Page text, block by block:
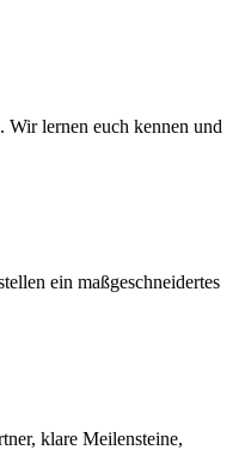
lernen euch kennen und
ein maßgeschneidertes
klare Meilensteine,